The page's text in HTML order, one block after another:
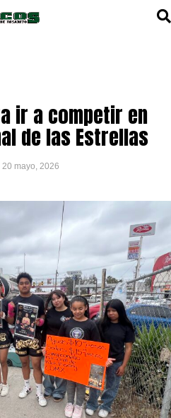
ir a competir en
de las Estrellas
20 mayo, 2026